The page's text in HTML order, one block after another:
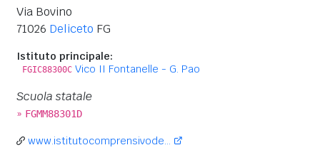
Via Bovino
71026 Deliceto FG
Istituto principale:
FGIC88300C Vico II Fontanelle - G. Pao
Scuola statale
» FGMM88301D
www.istitutocomprensivode...